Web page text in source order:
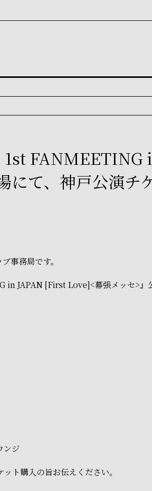
1st
て、神戸公演チ
事務局です。
JAPAN [First Love]<幕張メッセ>』
ンジ
ト購入の旨お伝えください。